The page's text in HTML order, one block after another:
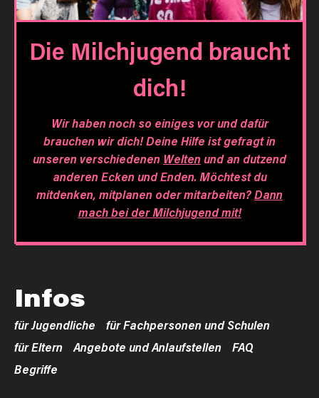
Die Milchjugend braucht
dich!
Wir haben noch so einiges vor und dafür
brauchen wir dich! Deine Hilfe ist gefragt in
unseren verschiedenen Weltenund an dutzend
anderen Ecken und Enden. Möchtest du
mitdenken, mitplanen oder mitarbeiten?Dann
mach bei der Milchjugend mit!
Infos
für Jugendliche
für Fachpersonen und Schulen
für Eltern
Angebote und Anlaufstellen
FAQ
Begriffe